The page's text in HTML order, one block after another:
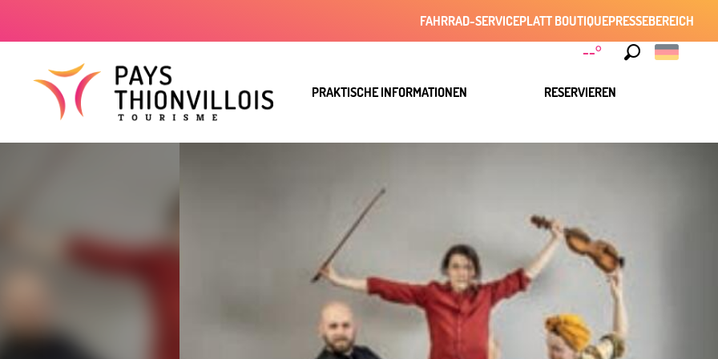
--°
FAHRRAD-SERVICEPLATT BOUTIQUEPRESSEBEREICH
PRAKTISCHE INFORMATIONEN RESERVIEREN